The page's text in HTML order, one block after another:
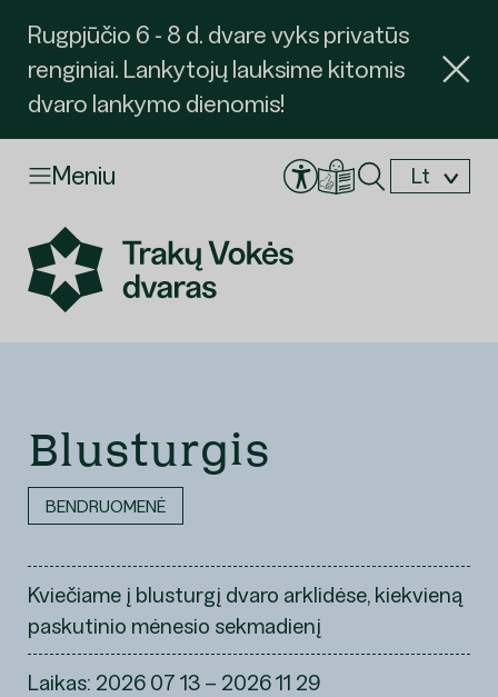
Rugpjūčio 6 - 8 d. dvare vyks privatūs
renginiai. Lankytojų lauksime kitomis
dvaro lankymo dienomis!
Meniu
Lt
Blusturgis
BENDRUOMENĖ
Kviečiame į blusturgį dvaro arklidėse, kiekvieną
paskutinio mėnesio sekmadienį
Laikas: 2026 07 13 – 2026 11 29
Užsakyti